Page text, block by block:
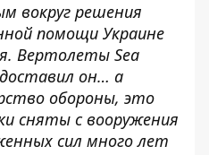
вокруг решения
помощи Украине
Вертолеты Sea
он… а
обороны, это
сняты с вооружения
сил много лет